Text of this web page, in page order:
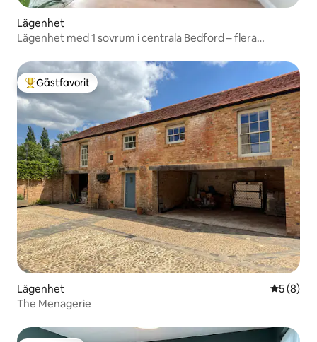
Lägenhet
Lägenhet med 1 sovrum i centrala Bedford – flera
Populär gästfavorit
Gästfavorit
Lägenhet 5 av 5 i
5 (8)
The Menagerie